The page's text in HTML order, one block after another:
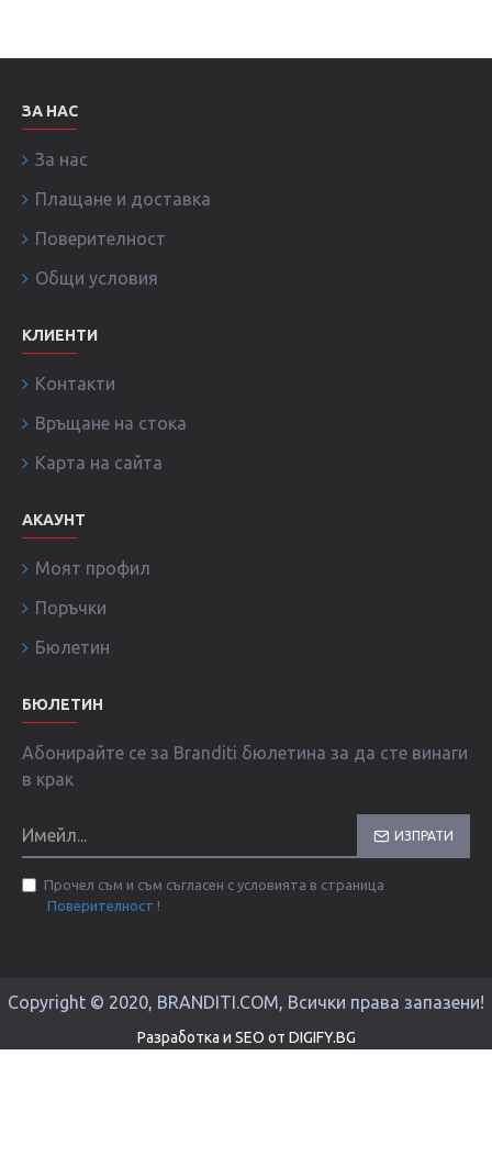
ЗА НАС
За нас
Плащане и доставка
Поверителност
Общи условия
КЛИЕНТИ
Контакти
Връщане на стока
Карта на сайта
АКАУНТ
Моят профил
Поръчки
Бюлетин
БЮЛЕТИН
Абонирайте се за Branditi бюлетина за да сте винаги
в крак
ИЗПРАТИ
Прочел съм и съм съгласен с условията в страница
Поверителност !
Copyright © 2020, BRANDITI.COM, Всички права запазени!
Разработка и SEO от DIGIFY.BG